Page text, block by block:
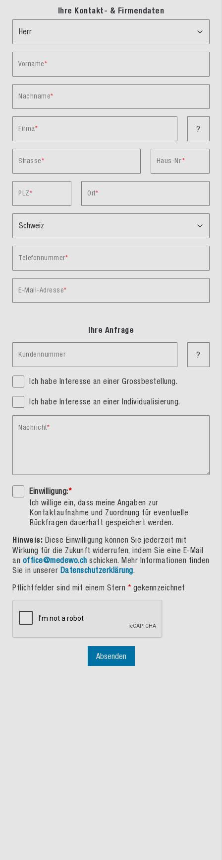
Ihre Kontakt- & Firmendaten
Vorname
Nachname
Firma ?
Strasse Haus-Nr.
PLZ Ort
Telefonnummer
E-Mail-Adresse
Ihre Anfrage
Kundennummer ?
Ich habe Interesse an einer Grossbestellung.
Ich habe Interesse an einer Individualisierung.
Nachricht
Einwilligung:*
Ich willige ein, dass meine Angaben zur
Kontaktaufnahme und Zuordnung für eventuelle
Rückfragen dauerhaft gespeichert werden.
Hinweis: Diese Einwilligung können Sie jederzeit mit
Wirkung für die Zukunft widerrufen, indem Sie eine E-Mail
an office@medewo.ch
Sie in unserer Datenschutzerklärung.
Pflichtfelder sind mit einem Stern * gekennzeichnet
Absenden